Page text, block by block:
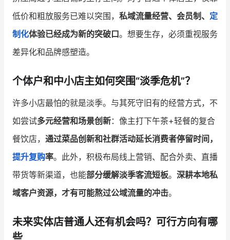
低价和粗放服务已难以突围， 私域流量经营、会员制、 定
制化体验已经成为新的突破口。想要生存，必须重视服务
差异化和品牌感塑造。
个体户和中小店主如何突围“淡季危机”？
许多小店最怕的就是淡季。与其死守旧有的经营方式，不
如尝试多元经营和场景创新：像主打下午茶+轻餐的复合
餐饮店， 通过菜品创新和社群活动延长消费者停留时间，
提升复购率。此外，积极布局线上营销、配合外卖、直播
带货等新渠道，也能部分缓解淡季客流短板。 深耕本地私
域客户资源，才有可能熬过公域流量的冲击。
未来实体店普通人还有机会吗？可行方向有哪
些